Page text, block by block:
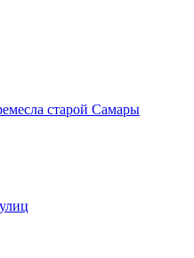
старой Самары